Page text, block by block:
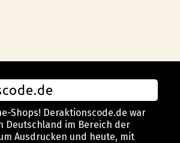
Shops! Deraktionscode.de war
Deutschland im Bereich der
Ausdrucken und heute, mit